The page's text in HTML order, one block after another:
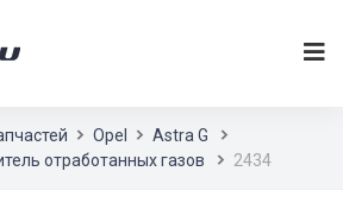
Opel
Astra G
отработанных газов 2434